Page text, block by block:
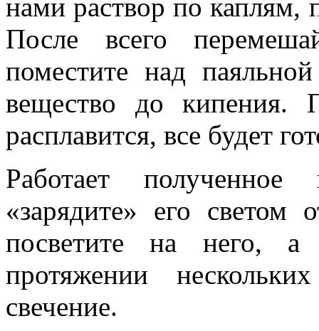
нами раствор по каплям,
После всего
поместите над
вещество до кипения.
расплавится, все будет
Работает
«зарядите» его светом
посветите на него,
протяжении
свечение.